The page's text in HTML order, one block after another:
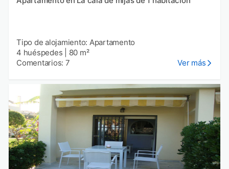
Tipo de alojamiento: Apartamento
4 huéspedes
80 m²
Comentarios: 7
Ver más